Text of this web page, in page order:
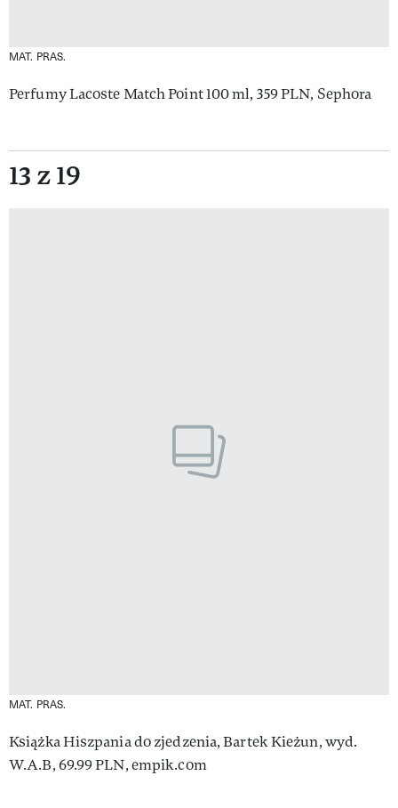
MAT. PRAS.
Perfumy Lacoste Match Point 100 ml, 359 PLN, Sephora
13 z 19
MAT. PRAS.
Książka Hiszpania do zjedzenia, Bartek Kieżun, wyd.
W.A.B, 69.99 PLN, empik.com